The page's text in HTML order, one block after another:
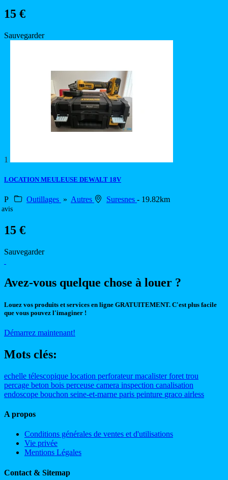
15 €
Sauvegarder
1
LOCATION MEULEUSE DEWALT 18V
P Outillages » Autres Suresnes - 19.82km
avis
15 €
Sauvegarder
Avez-vous quelque chose à louer ?
Louez vos produits et services en ligne GRATUITEMENT. C'est plus facile
que vous pouvez l'imaginer !
Démarrez maintenant!
Mots clés:
echelle télescopique location perforateurmacalisterforet trou
percage beton bois perceuse camera inspection canalisation
endoscope bouchon seine-et-marne paris peinture graco airless
A propos
Conditions générales de ventes et d'utilisations
Vie privée
Mentions Légales
Contact & Sitemap